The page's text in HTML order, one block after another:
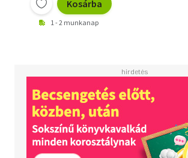
Kosárba
1 - 2 munkanap